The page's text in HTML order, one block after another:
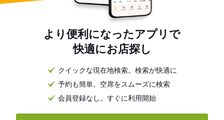
より便利になったアプリで
快適にお店探し
クイックな現在地検索。検索が快適に
予約も簡単。空席をスムーズに検索
会員登録なし。すぐに利用開始